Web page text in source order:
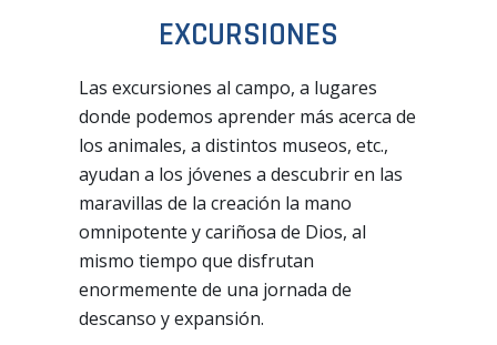
EXCURSIONES
Las excursiones al campo, a lugares
donde podemos aprender más acerca de
los animales, a distintos museos, etc.,
ayudan a los jóvenes a descubrir en las
maravillas de la creación la mano
omnipotente y cariñosa de Dios, al
mismo tiempo que disfrutan
enormemente de una jornada de
descanso y expansión.